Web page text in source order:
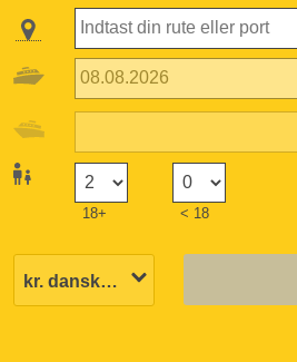
18+ < 18